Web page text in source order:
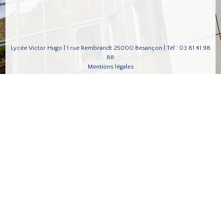
Lycée Victor Hugo | 1 rue Rembrandt 25000 Besançon | Tél : 03 81 41 98
88
Mentions légales